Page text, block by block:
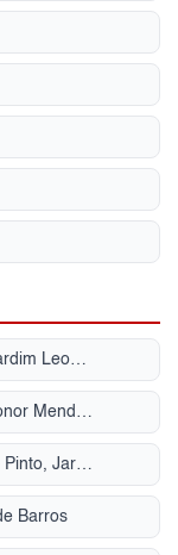
Rua Comendadorua Quirino Teixeira, Jardim Leonor Mendes de Barros
Rua Alfredo Inacio Trindade, Jardim Leonor Mendes de Barros
Rua Prof Virgilia Rod Alves De Carvalho Pinto, Jardim Leonor Mendes de Barros
Barros